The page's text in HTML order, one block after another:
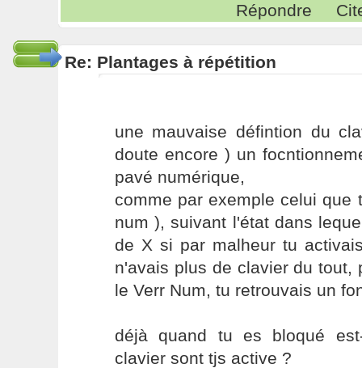
Répondre
Re: Plantages à répétition
une mauvaise défintion du
doute encore ) un
pavé numérique,
comme par exemple celui que
num ), suivant l'état dans
de X si par malheur tu
n'avais plus de clavier du tout,
le Verr Num, tu retrouvais un
déjà quand tu es bloqué
clavier sont tjs active ?